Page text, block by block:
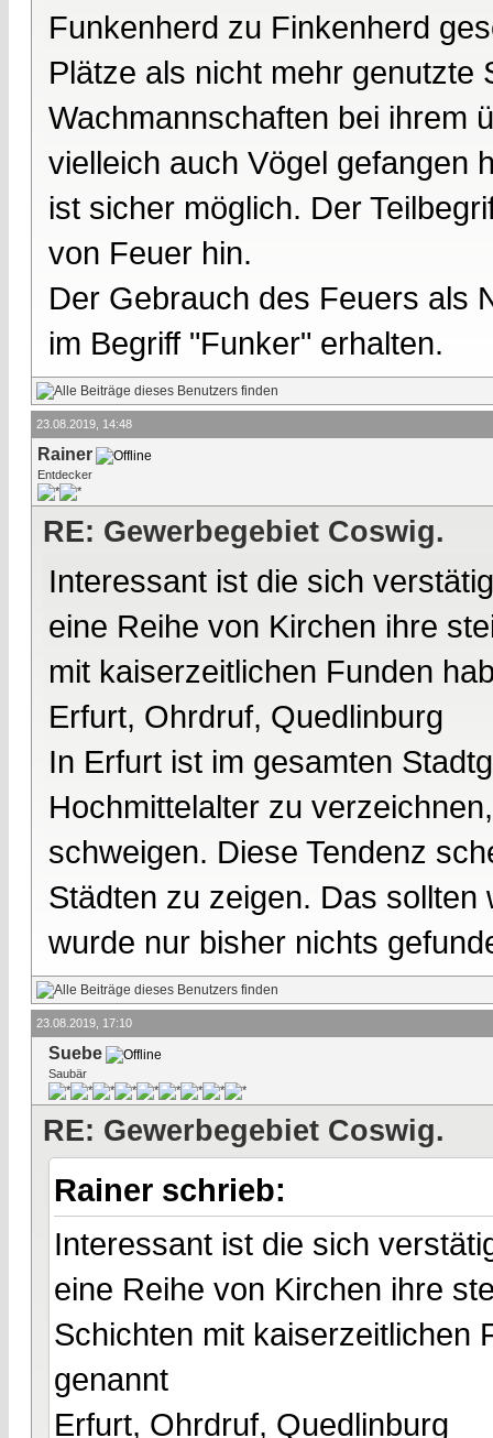
Funkenherd zu Finkenherd
Plätze als nicht mehr genutzte
Wachmannschaften bei ihrem
vielleich auch Vögel gefangen
ist sicher möglich. Der
von Feuer hin.
Der Gebrauch des Feuers als
im Begriff "Funker" erhalten.
23.08.2019, 14:48
Rainer
Entdecker
RE: Gewerbegebiet Coswig.
Interessant ist die sich
eine Reihe von Kirchen ihre
mit kaiserzeitlichen Funden
Erfurt, Ohrdruf, Quedlinburg
In Erfurt ist im gesamten
Hochmittelalter zu
schweigen. Diese Tendenz
Städten zu zeigen. Das
wurde nur bisher nichts
23.08.2019, 17:10
Suebe
Saubär
RE: Gewerbegebiet Coswig.
Rainer schrieb:
Interessant ist die sich
eine Reihe von Kirchen ihre
Schichten mit kaiserzeitlichen
genannt
Erfurt, Ohrdruf, Quedlinburg